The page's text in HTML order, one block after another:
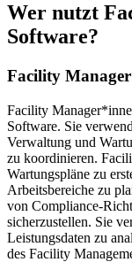
Wer nutzt
Software?
Facility
Facility
Software. Sie
Verwaltung und
zu koordinieren.
Wartungspläne zu
Arbeitsbereiche zu
von Compliance-
sicherzustellen. Sie
Leistungsdaten zu
des Facility